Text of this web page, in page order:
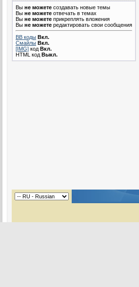
Вы не можете создавать новые темы
Вы не можете отвечать в темах
Вы не можете прикреплять вложения
Вы не можете редактировать свои сообщения
BB коды Вкл.
Смайлы Вкл.
[IMG] код Вкл.
HTML код Выкл.